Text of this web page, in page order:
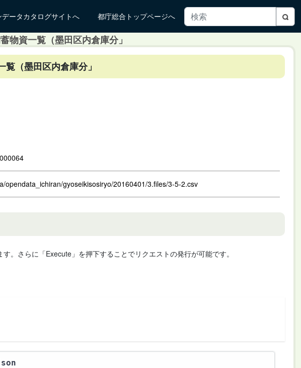
データカタログサイトへ 都庁総合トップページへ
物資一覧（墨田区内倉庫分」
（墨田区内倉庫分」
opendata_ichiran/gyoseikisosiryo/20160401/3.files/3-5-2.csv
。さらに「Execute」を押下することでリクエストの発行が可能です。